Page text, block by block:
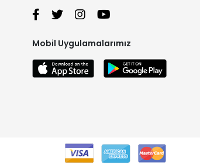
Mobil Uygulamalarımız